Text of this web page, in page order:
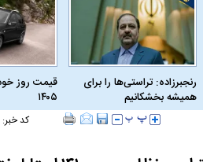
رنجبرزاده: تراستی‌ها را برای
همیشه بخشکانیم
۱۴۰۵
کد خبر: